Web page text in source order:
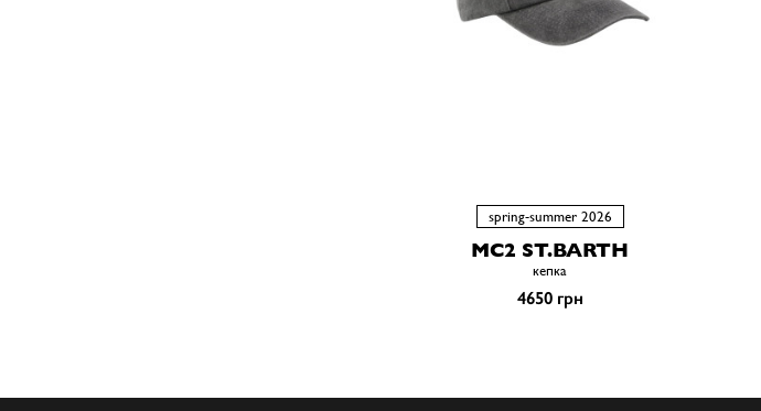
spring-summer 2026
MC2 ST.BARTH
кепка
4650 грн